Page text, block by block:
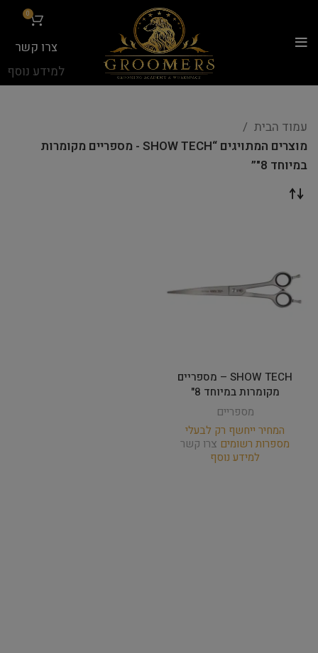
0
צרו קשר
למידע נוסף
עמוד הבית
מוצרים המתויגים “SHOW TECH - מספריים מקומרות
במיוחד 8"”
SHOW TECH – מספריים
מקומרות במיוחד 8"
מספריים
המחיר ייחשף רק לבעלי
מספרות רשומים צרו קשר
למידע נוסף